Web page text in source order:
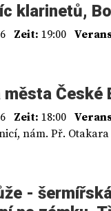
klarinetů,
Zeit: 19:00
České
Zeit: 18:00
nám. Př. Otakara
-